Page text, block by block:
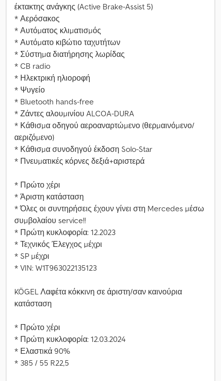
έκτακτης ανάγκης (Active Brake-Assist 5)
* Αερόσακος
* Αυτόματος κλιματισμός
* Αυτόματο κιβώτιο ταχυτήτων
* Σύστημα διατήρησης λωρίδας
* CB radio
* Ηλεκτρική ηλιοροφή
* Ψυγείο
* Bluetooth hands-free
* Ζάντες αλουμινίου ALCOA-DURA
* Κάθισμα οδηγού αεροαναρτώμενο (θερμαινόμενο/
αεριζόμενο)
* Κάθισμα συνοδηγού έκδοση Solo-Star
* Πνευματικές κόρνες δεξιά+αριστερά
* Πρώτο χέρι
* Άριστη κατάσταση
* Όλες οι συντηρήσεις έχουν γίνει στη Mercedes μέσω
συμβολαίου service!!
* Πρώτη κυκλοφορία: 12.2023
* Τεχνικός Έλεγχος μέχρι
* SP μέχρι
* VIN: W1T963022135123
KÖGEL Λαφέτα κόκκινη σε άριστη/σαν καινούρια
κατάσταση
* Πρώτο χέρι
* Πρώτη κυκλοφορία: 12.03.2024
* Ελαστικά 90%
* 385 / 55 R22,5